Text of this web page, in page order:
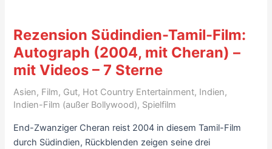
Zuckersüß
&
echt
(2007,
Amitabh
Bachchan,
Rezension Südindien-Tamil-Film:
Autograph (2004, mit Cheran) –
mit Videos – 7 Sterne
Asien, Film, Gut, Hot Country Entertainment, Indien,
Indien-Film (außer Bollywood), Spielfilm
End-Zwanziger Cheran reist 2004 in diesem Tamil-Film
durch Südindien, Rückblenden zeigen seine drei